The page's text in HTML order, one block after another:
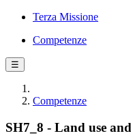
Terza Missione
Competenze
☰
Competenze
SH7_8 - Land use